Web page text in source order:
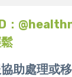
：
助處理或移